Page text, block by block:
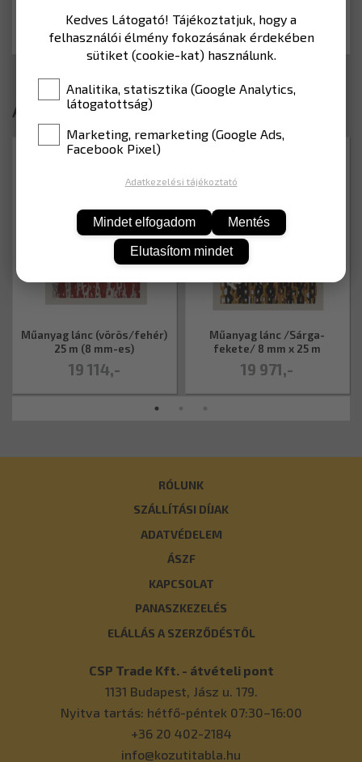
KOSÁRBA
Ajánlott termékek
CSP20TE000080025
19 114,-
Műanyag lánc (vörös/fehér)
25 m (8 mm-es)
19 971,-
Műanyag lánc /Sárga-
fekete/ 8 mm x 25 m
RÓLUNK
SZÁLLÍTÁSI DÍJAK
ADATVÉDELEM
ÁSZF
KAPCSOLAT
PANASZKEZELÉS
ELÁLLÁS A SZERZŐDÉSTŐL
CSP Trade Kft. - átvételi pont
1131 Budapest, Jász u. 179.
Nyitva tartás: hétfő-péntek 07:30–16:00
+36 20 402-2184
info@kozutitabla.hu
Kedves Látogató! Tájékoztatjuk, hogy a
felhasználói élmény fokozásának érdekében
sütiket (cookie-kat) használunk.
Analitika, statisztika (Google Analytics,
látogatottság)
Marketing, remarketing (Google Ads,
Facebook Pixel)
Adatkezelési tájékoztató
Mindet elfogadom Mentés
Elutasítom mindet